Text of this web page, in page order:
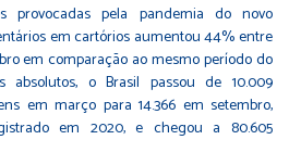
pela pandemia do novo
em cartórios aumentou 44% entre
em comparação ao mesmo período do
absolutos, o Brasil passou de 10.009
em março para 14.366 em setembro,
em 2020, e chegou a 80.605